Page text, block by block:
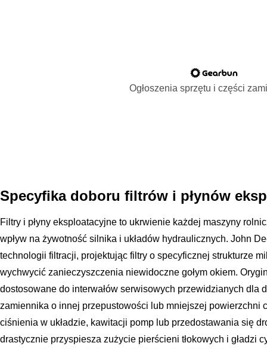
Ogłoszenia sprzętu i części
Specyfika doboru filtrów i płynów
Filtry i płyny eksploatacyjne to ukrwienie każdej maszyny
wpływ na żywotność silnika i układów hydraulicznych. John
technologii filtracji, projektując filtry o specyficznej strukturze
wychwycić zanieczyszczenia niewidoczne gołym okiem.
dostosowane do interwałów serwisowych przewidzianych dla
zamiennika o innej przepustowości lub mniejszej powierzchni
ciśnienia w układzie, kawitacji pomp lub przedostawania się
drastycznie przyspiesza zużycie pierścieni tłokowych i gładzi